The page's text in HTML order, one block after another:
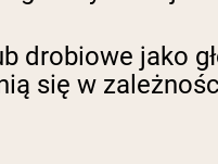
drobiowe jako
się w